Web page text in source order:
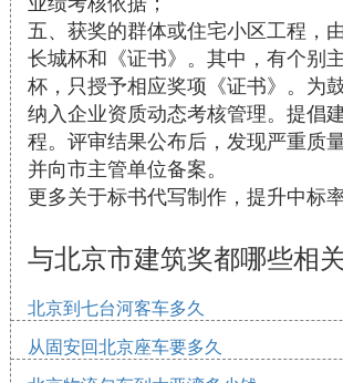
五、获奖的群体或住宅小区工程，
长城杯和《证书》。其中，有个别
杯，只授予相应奖项《证书》。为
纳入企业资质动态考核管理。提倡
程。评审结果公布后，发现严重质
并向市主管单位备案。
更多关于标书代写制作，提升中标
与北京市建筑奖都哪些相
北京到七台河客车多久
从固安回北京座车要多久